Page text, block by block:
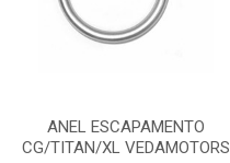
ANEL ESCAPAMENTO
CG/TITAN/XL VEDAMOTORS